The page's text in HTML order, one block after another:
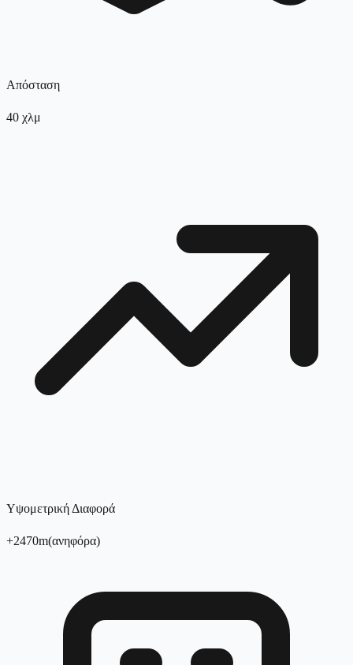
Απόσταση
40 χλμ
Υψομετρική Διαφορά
+2470m(ανηφόρα)